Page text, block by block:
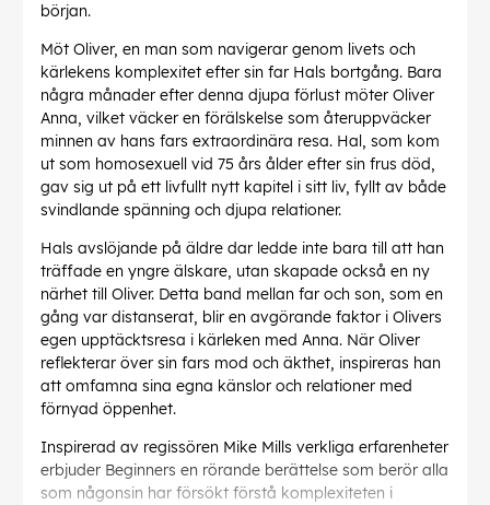
början.
Möt Oliver, en man som navigerar genom livets och
kärlekens komplexitet efter sin far Hals bortgång. Bara
några månader efter denna djupa förlust möter Oliver
Anna, vilket väcker en förälskelse som återuppväcker
minnen av hans fars extraordinära resa. Hal, som kom
ut som homosexuell vid 75 års ålder efter sin frus död,
gav sig ut på ett livfullt nytt kapitel i sitt liv, fyllt av både
svindlande spänning och djupa relationer.
Hals avslöjande på äldre dar ledde inte bara till att han
träffade en yngre älskare, utan skapade också en ny
närhet till Oliver. Detta band mellan far och son, som en
gång var distanserat, blir en avgörande faktor i Olivers
egen upptäcktsresa i kärleken med Anna. När Oliver
reflekterar över sin fars mod och äkthet, inspireras han
att omfamna sina egna känslor och relationer med
förnyad öppenhet.
Inspirerad av regissören Mike Mills verkliga erfarenheter
erbjuder Beginners en rörande berättelse som berör alla
som någonsin har försökt förstå komplexiteten i